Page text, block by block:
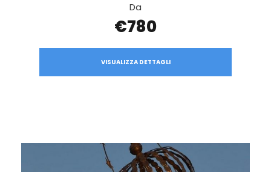
Da
€780
VISUALIZZA DETTAGLI